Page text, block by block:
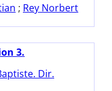
; Rey Norbert
3.
Dir.